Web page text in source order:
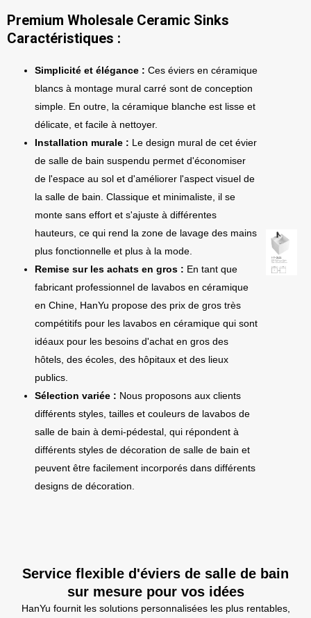
Premium Wholesale Ceramic Sinks
Caractéristiques :
Simplicité et élégance : Ces éviers en céramique
blancs à montage mural carré sont de conception
simple. En outre, la céramique blanche est lisse et
délicate, et facile à nettoyer.
Installation murale : Le design mural de cet évier
de salle de bain suspendu permet d'économiser
de l'espace au sol et d'améliorer l'aspect visuel de
la salle de bain. Classique et minimaliste, il se
monte sans effort et s'ajuste à différentes
hauteurs, ce qui rend la zone de lavage des mains
plus fonctionnelle et plus à la mode.
Remise sur les achats en gros : En tant que
fabricant professionnel de lavabos en céramique
en Chine, HanYu propose des prix de gros très
compétitifs pour les lavabos en céramique qui sont
idéaux pour les besoins d'achat en gros des
hôtels, des écoles, des hôpitaux et des lieux
publics.
Sélection variée : Nous proposons aux clients
différents styles, tailles et couleurs de lavabos de
salle de bain à demi-pédestal, qui répondent à
différents styles de décoration de salle de bain et
peuvent être facilement incorporés dans différents
designs de décoration.
Service flexible d'éviers de salle de bain
sur mesure pour vos idées
HanYu fournit les solutions personnalisées les plus rentables,